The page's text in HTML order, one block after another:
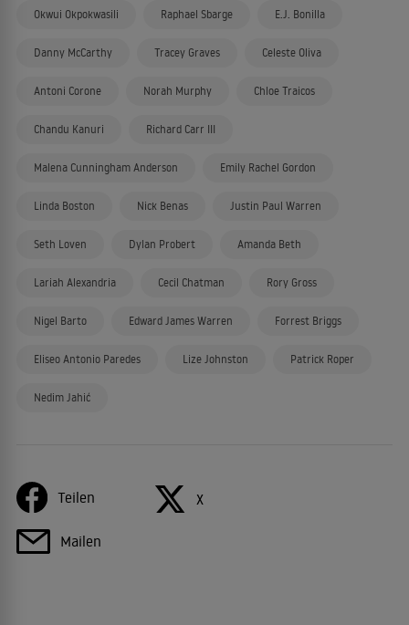
Okwui Okpokwasili Raphael Sbarge E.J. Bonilla
Danny McCarthy Tracey Graves Celeste Oliva
Antoni Corone Norah Murphy Chloe Traicos
Chandu Kanuri Richard Carr III
Malena Cunningham Anderson Emily Rachel Gordon
Linda Boston Nick Benas Justin Paul Warren
Seth Loven Dylan Probert Amanda Beth
Lariah Alexandria Cecil Chatman Rory Gross
Nigel Barto Edward James Warren Forrest Briggs
Eliseo Antonio Paredes Lize Johnston Patrick Roper
Nedim Jahić
Teilen X
Mailen